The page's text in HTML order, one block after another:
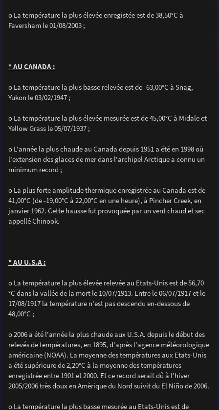
o La température la plus élevée enregistée est de 38,50°C à
Faversham le 01/08/2003 ;
* AU CANADA :
o La température la plus basse relevée est de -63,00°C à Snag,
Yukon le 03/02/1947 ;
o La température la plus élevée mesurée est de 45,00°C à Midale et
Yellow Grass le 05/07/1937 ;
o L'année la plus chaude au Canada depuis 1951 a été en 1998 où
l'extension des glaces de mer dans l'archipel Arctique a connu un
minimum record ;
o La plus forte amplitude thermique enregistrée au Canada est de
41,00°C (de -19,00°C à 22,00°C en une heure), à Pincher Creek, en
janvier 1962. Cette hausse fut provoquée par un vent chaud et sec
appellé Chinook.
* AU U.S.A :
o La température la plus élevée relevée au Etats-Unis est de 56,70
°C dans la vallée de la mort le 10/07/1913. Entre le 06/07/1917 et le
17/08/1917 la température n'est pas descendu en-dessous de
48,00°C ;
o 2006 a été l'année la plus chaude aux U.S.A. depuis le début des
relevés de températures, en 1895, d'après l'agence météorologique
américaine (NOAA). La moyenne des températures aux Etats-Unis
a été supérieure de 2,20°C à la moyenne des températures
enregistrée entre 1901 et 2000. Et ce record serait dû à l'hiver
2005/2006 très doux en Amèrique du Nord suivit du El Niño de 2006.
o La température la plus basse mesurée au Etats-Unis est de